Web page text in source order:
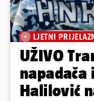
LJETNI
UŽIVO
napadača
Halilović